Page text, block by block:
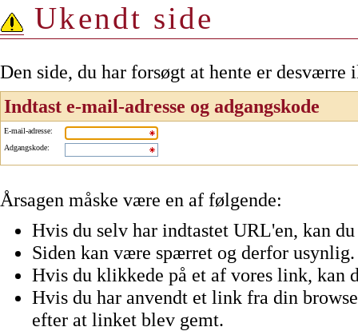
Ukendt side
Den side, du har forsøgt at hente er
Indtast e-mail-adresse og adgangskode
E-mail-adresse:
Adgangskode:
Årsagen måske være en af følgende:
Hvis du selv har indtastet URL'en, kan
Siden kan være spærret og derfor usynlig.
Hvis du klikkede på et af vores link, kan
Hvis du har anvendt et link fra din
efter at linket blev gemt.